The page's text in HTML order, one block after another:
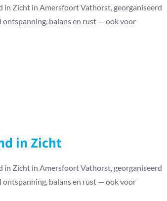
in Zicht in Amersfoort Vathorst, georganiseerd
balans en rust — ook voor
in Zicht
in Zicht in Amersfoort Vathorst, georganiseerd
balans en rust — ook voor